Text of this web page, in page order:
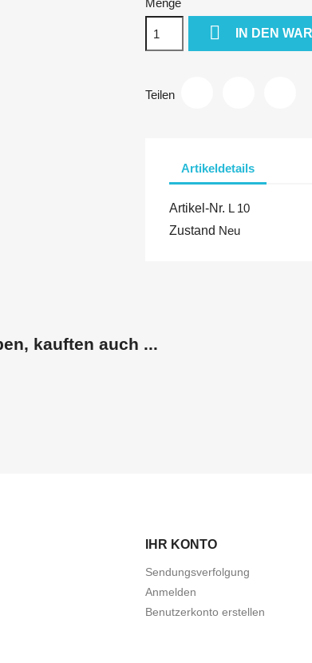
Menge
 IN DEN
Teilen
Artikeldetails
Artikel-Nr. L 10
Zustand Neu
kauften auch ...
IHR KONTO
Sendungsverfolgung
Anmelden
Benutzerkonto erstellen